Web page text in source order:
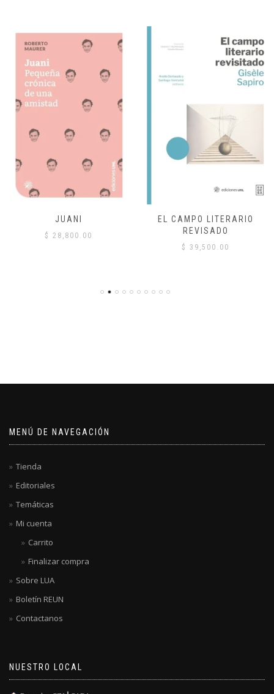
JUANI
$ 28,800.00
EL CAMPO LITERARIO
REVISADO
$ 39,500.00
MENÚ DE NAVEGACIÓN
Tienda
Editoriales
Temáticas
Mi cuenta
Carrito
Finalizar compra
Sobre LUA
Boletín REUN
Contactanos
NUESTRO LOCAL